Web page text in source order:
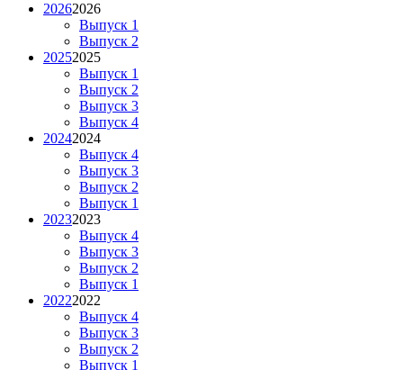
20262026
Выпуск 1
Выпуск 2
20252025
Выпуск 1
Выпуск 2
Выпуск 3
Выпуск 4
20242024
Выпуск 4
Выпуск 3
Выпуск 2
Выпуск 1
20232023
Выпуск 4
Выпуск 3
Выпуск 2
Выпуск 1
20222022
Выпуск 4
Выпуск 3
Выпуск 2
Выпуск 1